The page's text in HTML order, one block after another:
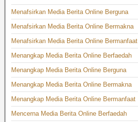
Menafsirkan Media Berita Online Berguna
Menafsirkan Media Berita Online Bermakna
Menafsirkan Media Berita Online Bermanfaat
Menangkap Media Berita Online Berfaedah
Menangkap Media Berita Online Berguna
Menangkap Media Berita Online Bermakna
Menangkap Media Berita Online Bermanfaat
Mencerna Media Berita Online Berfaedah